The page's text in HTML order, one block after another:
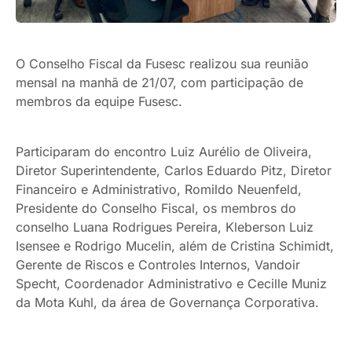
O Conselho Fiscal da Fusesc realizou sua reunião
mensal na manhã de 21/07, com participação de
membros da equipe Fusesc.
Participaram do encontro Luiz Aurélio de Oliveira,
Diretor Superintendente, Carlos Eduardo Pitz, Diretor
Financeiro e Administrativo, Romildo Neuenfeld,
Presidente do Conselho Fiscal, os membros do
conselho Luana Rodrigues Pereira, Kleberson Luiz
Isensee e Rodrigo Mucelin, além de Cristina Schimidt,
Gerente de Riscos e Controles Internos, Vandoir
Specht, Coordenador Administrativo e Cecille Muniz
da Mota Kuhl, da área de Governança Corporativa.